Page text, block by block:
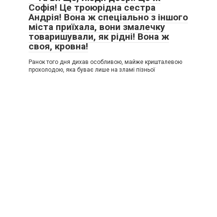
Софія! Це троюрідна сестра
Андрія! Вона ж спеціально з іншого
міста приїхала, вони змалечку
товаришували, як рідні! Вона ж
своя, кровна!
Ранок того дня дихав особливою, майже кришталевою
прохолодою, яка буває лише на зламі пізньої